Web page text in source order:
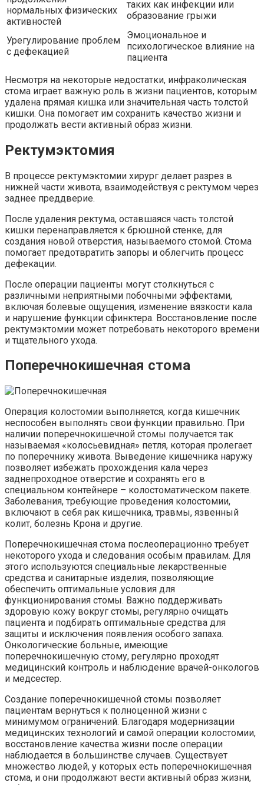
нормальных физических
активностей
таких как инфекции или
образование грыжи
Урегулирование проблем
с дефекацией
Эмоциональное и
психологическое влияние на
пациента
Несмотря на некоторые недостатки, инфраколическая
стома играет важную роль в жизни пациентов, которым
удалена прямая кишка или значительная часть толстой
кишки. Она помогает им сохранить качество жизни и
продолжать вести активный образ жизни.
Ректумэктомия
В процессе ректумэктомии хирург делает разрез в
нижней части живота, взаимодействуя с ректумом через
заднее преддверие.
После удаления ректума, оставшаяся часть толстой
кишки перенаправляется к брюшной стенке, для
создания новой отверстия, называемого стомой. Стома
помогает предотвратить запоры и облегчить процесс
дефекации.
После операции пациенты могут столкнуться с
различными неприятными побочными эффектами,
включая болевые ощущения, изменение вязкости кала
и нарушение функции сфинктера. Восстановление после
ректумэктомии может потребовать некоторого времени
и тщательного ухода.
Поперечнокишечная стома
Операция колостомии выполняется, когда кишечник
неспособен выполнять свои функции правильно. При
наличии поперечнокишечной стомы получается так
называемая «колосьевидная» петля, которая пролегает
по поперечнику живота. Выведение кишечника наружу
позволяет избежать прохождения кала через
заднепроходное отверстие и сохранять его в
специальном контейнере – колостоматическом пакете.
Заболевания, требующие проведения колостомии,
включают в себя рак кишечника, травмы, язвенный
колит, болезнь Крона и другие.
Поперечнокишечная стома послеоперационно требует
некоторого ухода и следования особым правилам. Для
этого используются специальные лекарственные
средства и санитарные изделия, позволяющие
обеспечить оптимальные условия для
функционирования стомы. Важно поддерживать
здоровую кожу вокруг стомы, регулярно очищать
пациента и подбирать оптимальные средства для
защиты и исключения появления особого запаха.
Онкологические больные, имеющие
поперечнокишечную стому, регулярно проходят
медицинский контроль и наблюдение врачей-онкологов
и медсестер.
Создание поперечнокишечной стомы позволяет
пациентам вернуться к полноценной жизни с
минимумом ограничений. Благодаря модернизации
медицинских технологий и самой операции колостомии,
восстановление качества жизни после операции
наблюдается в большинстве случаев. Существует
множество людей, у которых есть поперечнокишечная
стома, и они продолжают вести активный образ жизни,